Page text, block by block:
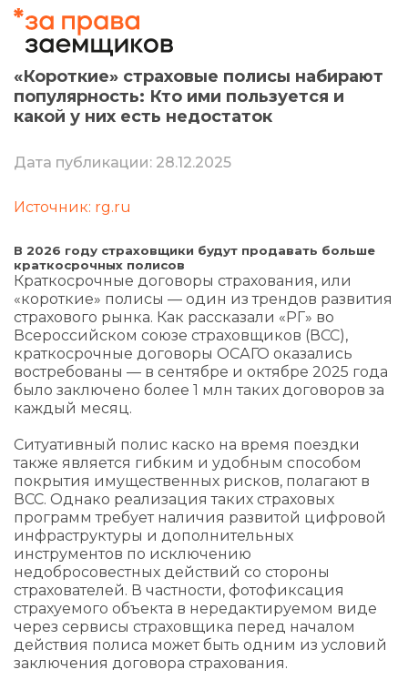
«Короткие» страховые полисы набирают
популярность: Кто ими пользуется и
какой у них есть недостаток
Дата публикации: 28.12.2025
Источник: rg.ru
В 2026 году страховщики будут продавать больше
краткосрочных полисов
Краткосрочные договоры страхования, или
«короткие» полисы — один из трендов развития
страхового рынка. Как рассказали «РГ» во
Всероссийском союзе страховщиков (ВСС),
краткосрочные договоры ОСАГО оказались
востребованы — в сентябре и октябре 2025 года
было заключено более 1 млн таких договоров за
каждый месяц.
Ситуативный полис каско на время поездки
также является гибким и удобным способом
покрытия имущественных рисков, полагают в
ВСС. Однако реализация таких страховых
программ требует наличия развитой цифровой
инфраструктуры и дополнительных
инструментов по исключению
недобросовестных действий со стороны
страхователей. В частности, фотофиксация
страхуемого объекта в нередактируемом виде
через сервисы страховщика перед началом
действия полиса может быть одним из условий
заключения договора страхования.